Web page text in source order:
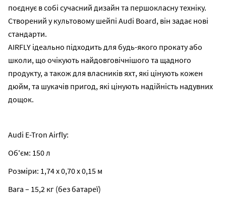
поєднує в собі сучасний дизайн та першокласну техніку.
Створений у культовому шейпі Audi Board, він задає нові
стандарти.
AIRFLY ідеально підходить для будь-якого прокату або
школи, що очікують найдовговічнішого та щадного
продукту, а також для власників яхт, які цінують кожен
дюйм, та шукачів пригод, які цінують надійність надувних
дощок.
Audi E-Tron Airfly:
Об'єм: 150 л
Розміри: 1,74 х 0,70 х 0,15 м
Вага – 15,2 кг (без батареї)